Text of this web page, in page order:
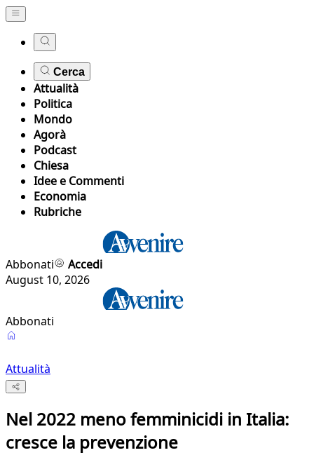
Cerca
Attualità
Politica
Mondo
Agorà
Podcast
Chiesa
Idee e Commenti
Economia
Rubriche
Abbonati
Accedi
August 10, 2026
Abbonati
Attualità
Nel 2022 meno femminicidi in Italia:
cresce la prevenzione